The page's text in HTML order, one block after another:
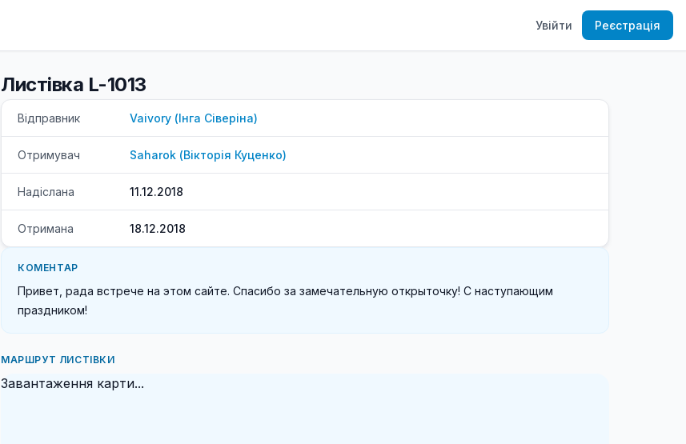
Увійти Реєстрація
Листівка L-1013
Відправник Vaivory (Інга Сіверіна)
Отримувач Saharok (Вікторія Куценко)
Надіслана 11.12.2018
Отримана 18.12.2018
КОМЕНТАР
Привет, рада встрече на этом сайте. Спасибо за замечательную открыточку! С наступающим
праздником!
МАРШРУТ ЛИСТІВКИ
Завантаження карти...